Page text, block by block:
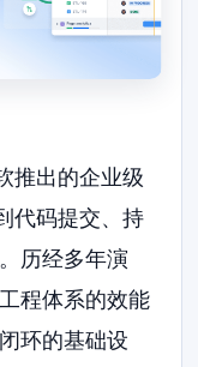
推出的企业级
代码提交、持
历经多年演
程体系的效能
环的基础设